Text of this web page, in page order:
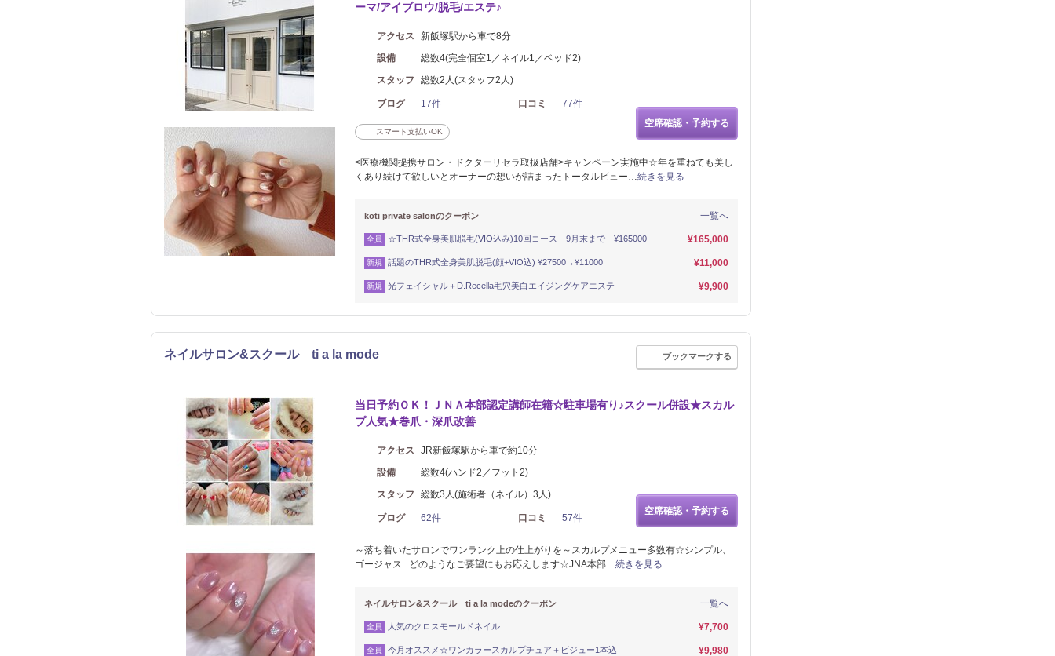
ーマ/アイブロウ/脱毛/エステ♪
アクセス
新飯塚駅から車で8分
設備
総数4(完全個室1／ネイル1／ベッド2)
スタッフ
総数2人(スタッフ2人)
ブログ 17件 口コミ 77件
スマート支払いOK
空席確認・予約する
<医療機関提携サロン・ドクターリセラ取扱店舗>キャンペーン実施中☆年を重ねても美し
くあり続けて欲しいとオーナーの想いが詰まったトータルビュー…続きを見る
一覧へ
koti private salonのクーポン
全員 ☆THR式全身美肌脱毛(VIO込み)10回コース 9月末まで ¥165000 ¥165,000
新規 話題のTHR式全身美肌脱毛(顔+VIO込) ¥27500→¥11000 ¥11,000
新規 光フェイシャル＋D.Recella毛穴美白エイジングケアエステ ¥9,900
ネイルサロン&スクール ti a la mode ブックマークする
当日予約ＯＫ！ＪＮＡ本部認定講師在籍☆駐車場有り♪スクール併設★スカル
プ人気★巻爪・深爪改善
アクセス
JR新飯塚駅から車で約10分
設備
総数4(ハンド2／フット2)
スタッフ
総数3人(施術者（ネイル）3人)
ブログ 62件 口コミ 57件
空席確認・予約する
～落ち着いたサロンでワンランク上の仕上がりを～スカルプメニュー多数有☆シンプル、
ゴージャス...どのようなご要望にもお応えします☆JNA本部…続きを見る
一覧へ
ネイルサロン&スクール ti a la modeのクーポン
全員 人気のクロスモールドネイル ¥7,700
全員 今月オススメ☆ワンカラースカルプチュア＋ビジュー1本込 ¥9,980